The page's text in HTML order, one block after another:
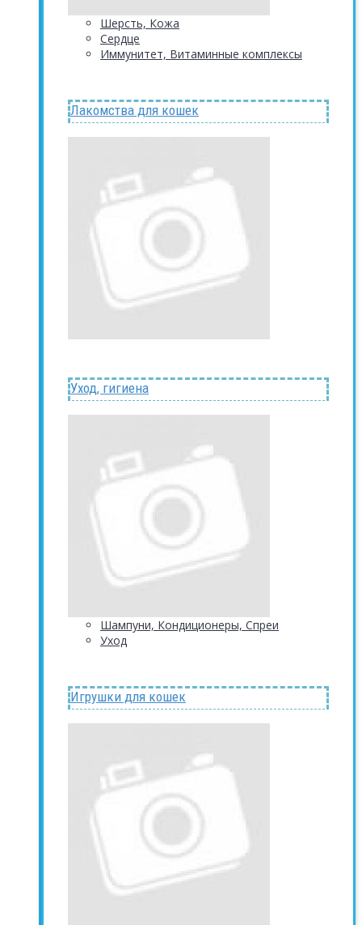
Шерсть, Кожа
Сердце
Иммунитет, Витаминные комплексы
Лакомства для кошек
Уход, гигиена
Шампуни, Кондиционеры, Спреи
Уход
Игрушки для кошек